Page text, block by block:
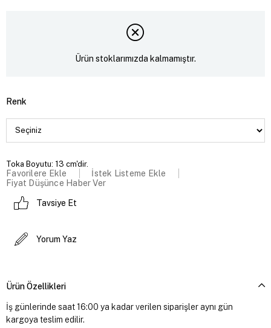
Ürün stoklarımızda kalmamıştır.
Renk
Toka Boyutu: 13 cm'dir.
Favorilere Ekle
İstek Listeme Ekle
Fiyat Düşünce Haber Ver
Tavsiye Et
Yorum Yaz
Ürün Özellikleri
İş günlerinde saat 16:00 ya kadar verilen siparişler aynı gün
kargoya teslim edilir.